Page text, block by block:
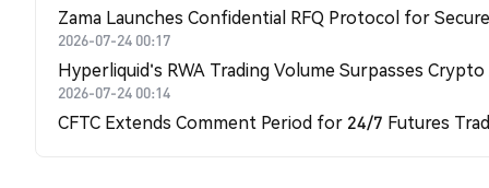
Zama Launches Confidential RFQ Protocol for
2026-07-24 00:17
Hyperliquid's RWA Trading Volume Surpasses
2026-07-24 00:14
CFTC Extends Comment Period for 24/7 Futures